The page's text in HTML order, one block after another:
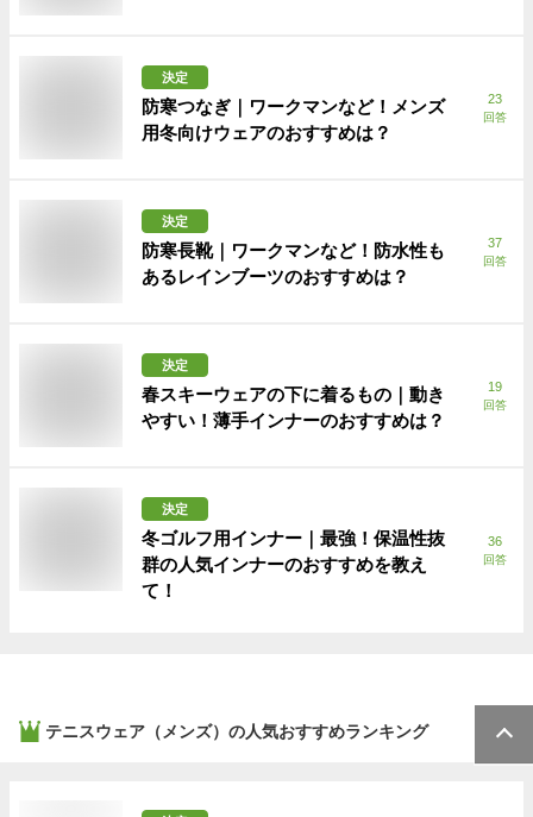
決定
防寒つなぎ｜ワークマンなど！メンズ
用冬向けウェアのおすすめは？
23
回答
決定
防寒長靴｜ワークマンなど！防水性も
あるレインブーツのおすすめは？
37
回答
決定
春スキーウェアの下に着るもの｜動き
やすい！薄手インナーのおすすめは？
19
回答
決定
冬ゴルフ用インナー｜最強！保温性抜
群の人気インナーのおすすめを教え
て！
36
回答
テニスウェア（メンズ） の人気おすすめランキング